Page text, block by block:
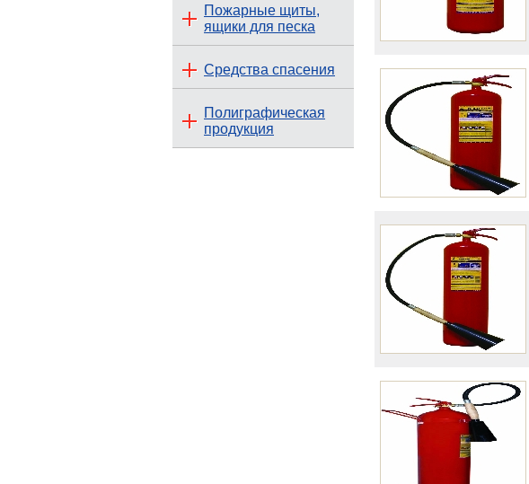
Пожарные щиты,
ящики для песка
Средства спасения
Полиграфическая
продукция